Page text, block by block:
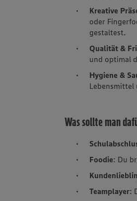
Kreative
oder
gestaltest.
Qualität &
und optimal
Hygiene &
Lebensmittel
Was sollte man
Foodie: Du
Teamplayer: